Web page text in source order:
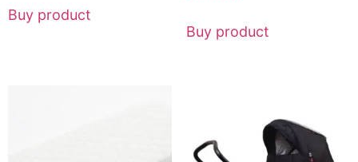
Buy product
Buy product